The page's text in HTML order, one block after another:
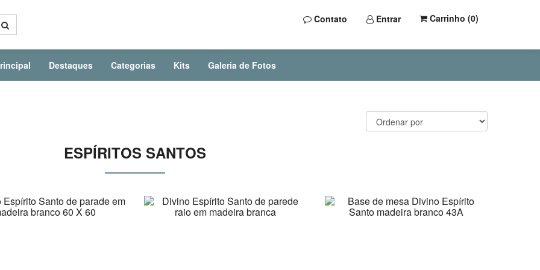
Contato Entrar Carrinho (0)
Destaques Categorias Kits Galeria de Fotos
ESPÍRITOS SANTOS